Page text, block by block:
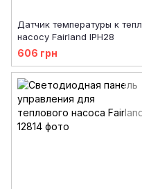
Датчик температуры к тепл
насосу Fairland IPH28
606 грн